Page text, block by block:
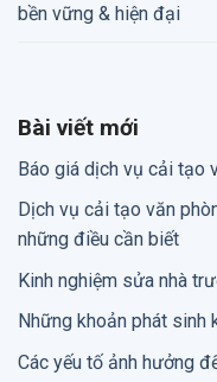
bền vững & hiện đại
Bài viết mới
Báo giá dịch vụ cải tạo
Dịch vụ cải tạo văn
những điều cần biết
Kinh nghiệm sửa nhà
Những khoản phát sinh
Các yếu tố ảnh hưởng